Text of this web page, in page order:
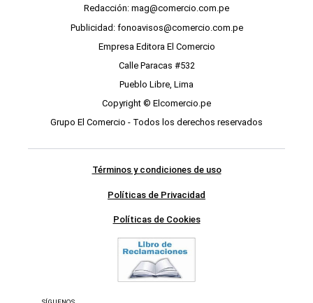
Redacción: mag@comercio.com.pe
Publicidad: fonoavisos@comercio.com.pe
Empresa Editora El Comercio
Calle Paracas #532
Pueblo Libre, Lima
Copyright © Elcomercio.pe
Grupo El Comercio - Todos los derechos reservados
Términos y condiciones de uso
Políticas de Privacidad
Políticas de Cookies